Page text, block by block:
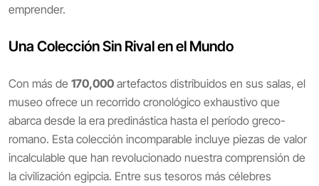
emprender.
Una Colección Sin Rival en el Mundo
Con más de 170,000 artefactos distribuidos en sus salas, el
museo ofrece un recorrido cronológico exhaustivo que
abarca desde la era predinástica hasta el período greco-
romano. Esta colección incomparable incluye piezas de valor
incalculable que han revolucionado nuestra comprensión de
la civilización egipcia. Entre sus tesoros más célebres